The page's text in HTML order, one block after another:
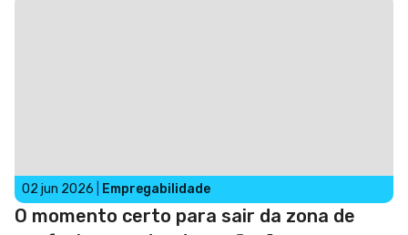
02 jun 2026 Empregabilidade
O momento certo para sair da zona de